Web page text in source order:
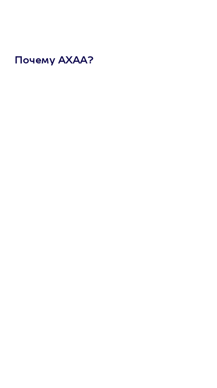
Почему АХАА?